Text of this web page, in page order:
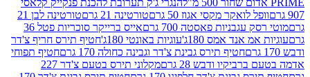
הנגרי ג'ק תערובת להכנת פנקייק קלאסי
לואקר מקסי אגוז 50 גרם
טורטינה 21 גרם
טורטינה לבן 21
עגבניות פאסטה 700 גרם
אייס ברייקר סוכריות פטל 36
אנד אמס 180ג'
עוגיות באונטי 180ג'
חטיף תירס חריף צ'דר
חטיף תירס גבינת צ'דר וגבינה כחולה 170 גרם
חטיף תפוחי
ודבש 28 גרם
מקלוני תירס בטעם צ'דר 227